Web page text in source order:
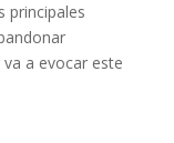
principales
a evocar este